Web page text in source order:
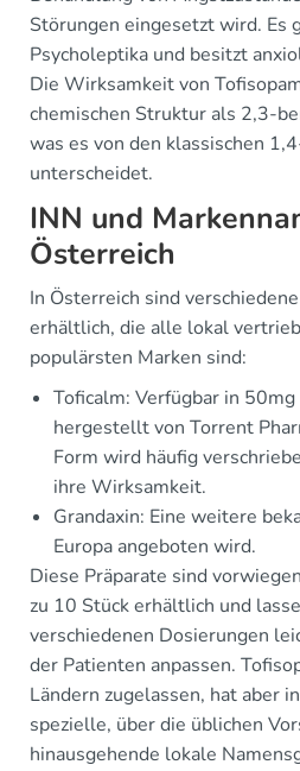
Störungen eingesetzt wird. Es
Psycholeptika und besitzt
Die Wirksamkeit von
chemischen Struktur als 2,3-
was es von den klassischen
unterscheidet.
INN und
Österreich
In Österreich sind
erhältlich, die alle lokal
populärsten Marken sind:
Toficalm: Verfügbar in
hergestellt von Torrent
Form wird häufig
ihre Wirksamkeit.
Grandaxin: Eine weitere
Europa angeboten wird.
Diese Präparate sind
zu 10 Stück erhältlich und
verschiedenen Dosierungen
der Patienten anpassen.
Ländern zugelassen, hat aber
spezielle, über die üblichen
hinausgehende lokale